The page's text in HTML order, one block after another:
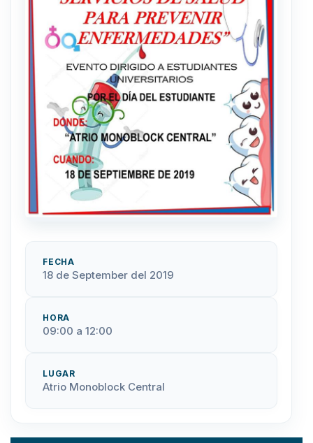
FECHA
18 de September del 2019
HORA
09:00 a 12:00
LUGAR
Atrio Monoblock Central